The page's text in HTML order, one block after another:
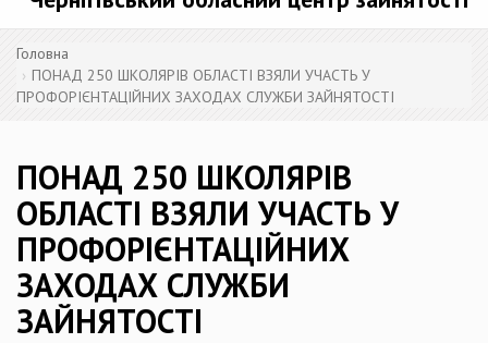
Головна
ПОНАД 250 ШКОЛЯРІВ ОБЛАСТІ ВЗЯЛИ УЧАСТЬ У
ПРОФОРІЄНТАЦІЙНИХ ЗАХОДАХ СЛУЖБИ ЗАЙНЯТОСТІ
ПОНАД 250 ШКОЛЯРІВ
ОБЛАСТІ ВЗЯЛИ УЧАСТЬ У
ПРОФОРІЄНТАЦІЙНИХ
ЗАХОДАХ СЛУЖБИ
ЗАЙНЯТОСТІ